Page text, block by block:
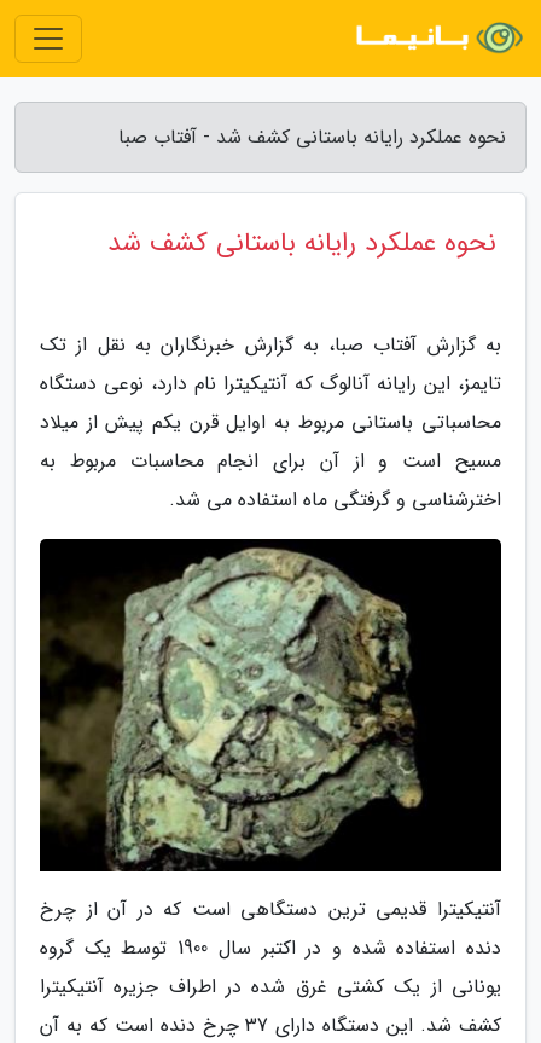
نحوه عملکرد رایانه باستانی کشف شد - آفتاب صبا
نحوه عملکرد رایانه باستانی کشف شد
به گزارش آفتاب صبا، به گزارش خبرنگاران به نقل از تک
تایمز، این رایانه آنالوگ که آنتیکیترا نام دارد، نوعی دستگاه
محاسباتی باستانی مربوط به اوایل قرن یکم پیش از میلاد
مسیح است و از آن برای انجام محاسبات مربوط به
اخترشناسی و گرفتگی ماه استفاده می شد.
آنتیکیترا قدیمی ترین دستگاهی است که در آن از چرخ
دنده استفاده شده و در اکتبر سال 1900 توسط یک گروه
یونانی از یک کشتی غرق شده در اطراف جزیره آنتیکیترا
کشف شد. این دستگاه دارای 37 چرخ دنده است که به آن